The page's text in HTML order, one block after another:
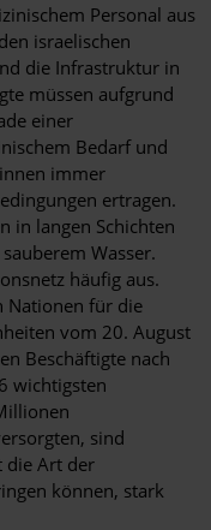
Personal aus
israelischen
die Infrastruktur in
müssen aufgrund
einer
Bedarf und
immer
ertragen.
in langen Schichten
Wasser.
häufig aus.
Nationen für die
vom 20. August
Beschäftigte nach
wichtigsten
sind
die Art der
können, stark